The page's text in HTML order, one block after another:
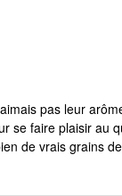
pas leur
se faire plaisir au
de vrais grains